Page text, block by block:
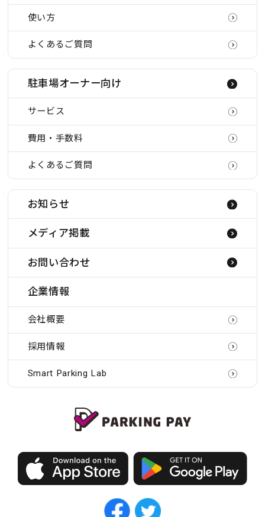
使い方
よくあるご質問
駐車場オーナー向け
サービス
費用・手数料
よくあるご質問
お知らせ
メディア掲載
お問い合わせ
企業情報
会社概要
採用情報
Smart Parking Lab